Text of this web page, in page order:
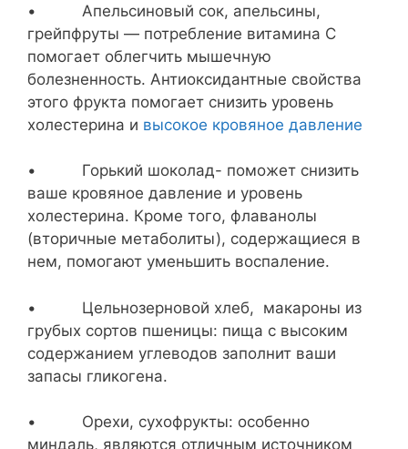
• Апельсиновый сок, апельсины,
грейпфруты — потребление витамина С
помогает облегчить мышечную
болезненность. Антиоксидантные свойства
этого фрукта помогает снизить уровень
холестерина и высокое кровяное давление
• Горький шоколад- поможет снизить
ваше кровяное давление и уровень
холестерина. Кроме того, флаванолы
(вторичные метаболиты), содержащиеся в
нем, помогают уменьшить воспаление.
• Цельнозерновой хлеб, макароны из
грубых сортов пшеницы: пища с высоким
содержанием углеводов заполнит ваши
запасы гликогена.
• Орехи, сухофрукты: особенно
миндаль, являются отличным источником